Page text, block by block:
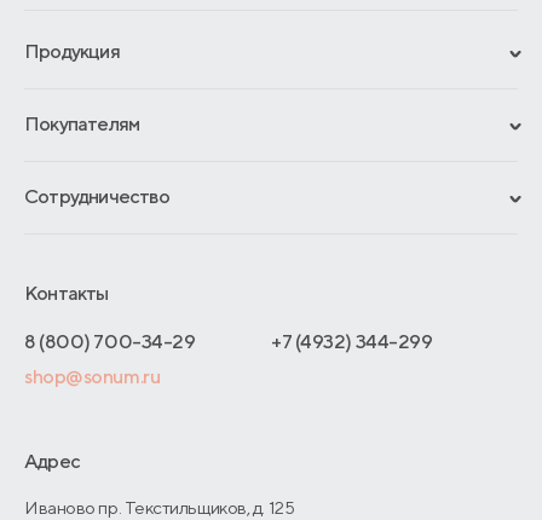
Продукция
Гарантии
Отзывы покупателей
Покупателям
Обмен и возврат
Как оформить заказ
Адреса магазинов
Договор-оферты
Сотрудничество
Отельерам
Оптовые продажи
О производстве
Контакты
8 (800) 700-34-29
+7 (4932) 344-299
shop@sonum.ru
Адрес
Иваново пр. Текстильщиков, д. 125